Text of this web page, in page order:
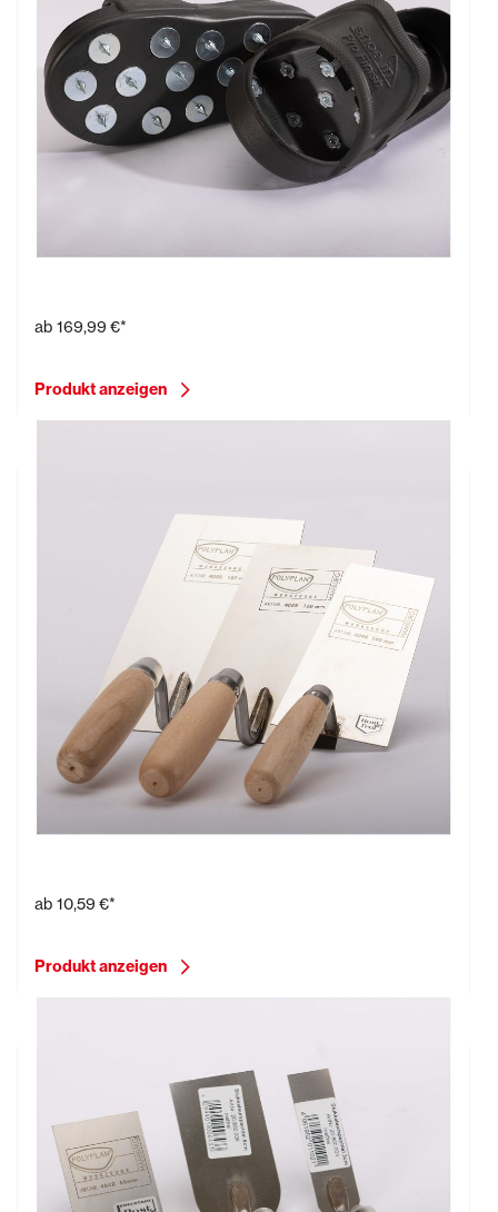
Stachelschlappen mit 20 mm spitzen Stahlnägeln
ab 169,99 €*
Produkt anzeigen
Stukkateurkelle
ab 10,59 €*
Produkt anzeigen